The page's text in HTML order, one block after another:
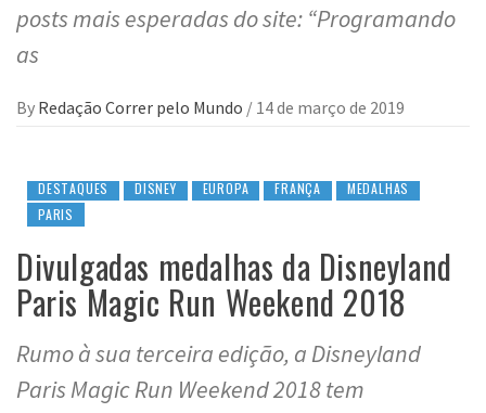
posts mais esperadas do site: “Programando
as
By Redação Correr pelo Mundo / 14 de março de 2019
DESTAQUES DISNEY EUROPA FRANÇA
MEDALHAS
PARIS
Divulgadas medalhas da Disneyland
Paris Magic Run Weekend 2018
Rumo à sua terceira edição, a Disneyland
Paris Magic Run Weekend 2018 tem